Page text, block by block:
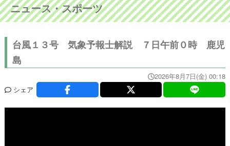
ニュース・スポーツ
台風１３号 気象予報士解説 ７日午前０時 鹿児
島
2026年8月7日(金) 00:18
シェア